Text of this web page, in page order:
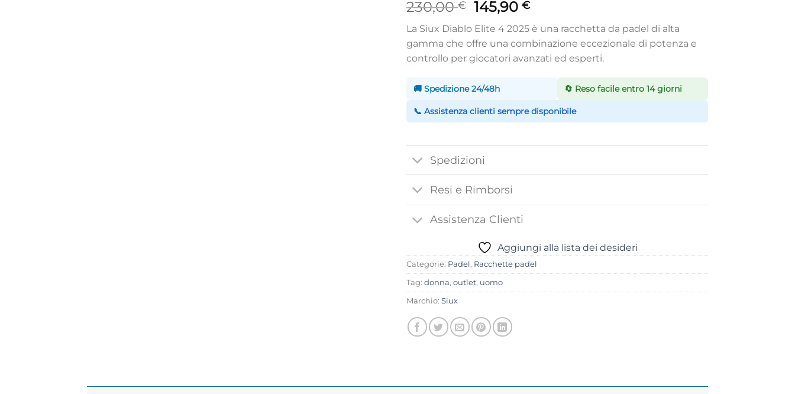
230,00€ Il
prezzo
originale
era:
230,00 €.
145,90€Il
attuale
è:
145,90 €.
La Siux Diablo Elite 4 2025 è una racchetta da padel di alta
gamma che offre una combinazione eccezionale di potenza e
controllo per giocatori avanzati ed esperti.
🚚 Spedizione 24/48h 🔄 Reso facile entro 14 giorni
📞 Assistenza clienti sempre disponibile
Spedizioni
Resi e Rimborsi
Assistenza Clienti
Aggiungi alla lista dei desideri
Categorie: Padel, Racchette padel
Tag: donna, outlet, uomo
Marchio: Siux